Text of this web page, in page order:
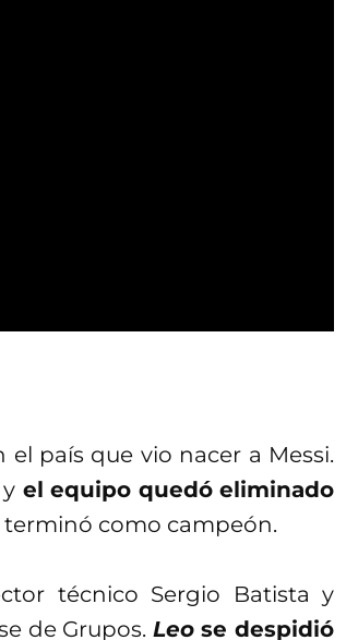
país que vio nacer a Messi.
el equipo quedó eliminado
terminó como campeón.
técnico Sergio Batista y
de Grupos. Leose despidió